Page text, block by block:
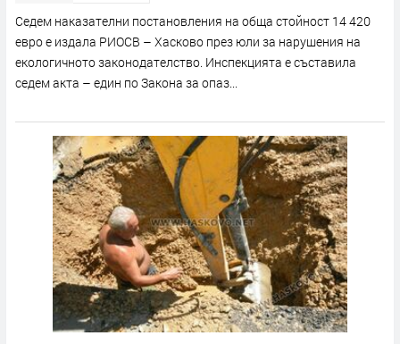
Седем наказателни постановления на обща стойност 14 420
евро е издала РИОСВ – Хасково през юли за нарушения на
екологичното законодателство. Инспекцията е съставила
седем акта – един по Закона за опаз...